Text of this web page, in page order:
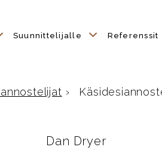
Suunnittelijalle Referenssit
›
Dan Dryer